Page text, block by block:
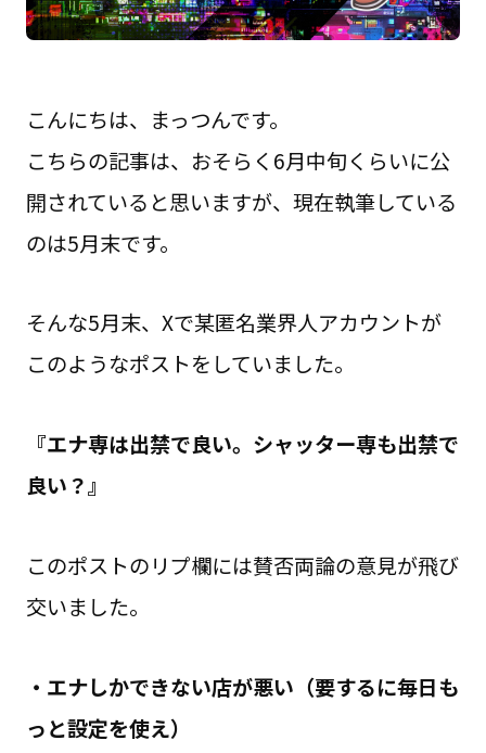
こんにちは、まっつんです。
こちらの記事は、おそらく6月中旬くらいに公
開されていると思いますが、現在執筆している
のは5月末です。
そんな5月末、Xで某匿名業界人アカウントが
このようなポストをしていました。
『エナ専は出禁で良い。シャッター専も出禁で
良い？』
このポストのリプ欄には賛否両論の意見が飛び
交いました。
・エナしかできない店が悪い（要するに毎日も
っと設定を使え）